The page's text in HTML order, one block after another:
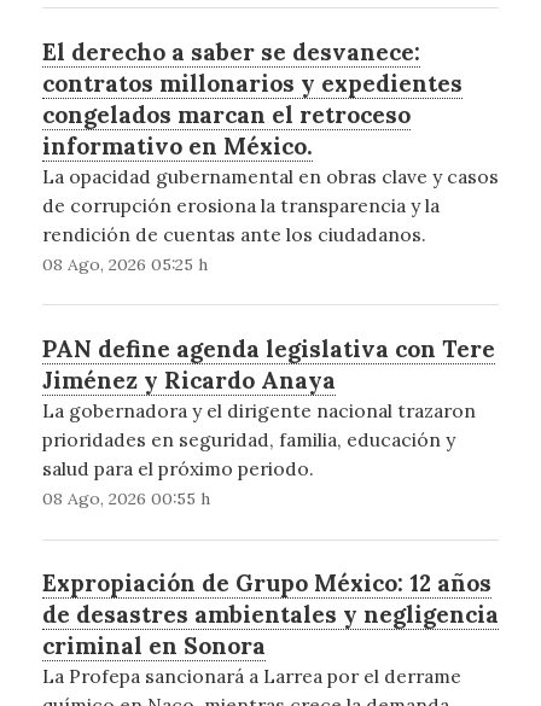
El derecho a saber se desvanece:
contratos millonarios y expedientes
congelados marcan el retroceso
informativo en México.
La opacidad gubernamental en obras clave y casos
de corrupción erosiona la transparencia y la
rendición de cuentas ante los ciudadanos.
08 Ago, 2026 05:25 h
PAN define agenda legislativa con Tere
Jiménez y Ricardo Anaya
La gobernadora y el dirigente nacional trazaron
prioridades en seguridad, familia, educación y
salud para el próximo periodo.
08 Ago, 2026 00:55 h
Expropiación de Grupo México: 12 años
de desastres ambientales y negligencia
criminal en Sonora
La Profepa sancionará a Larrea por el derrame